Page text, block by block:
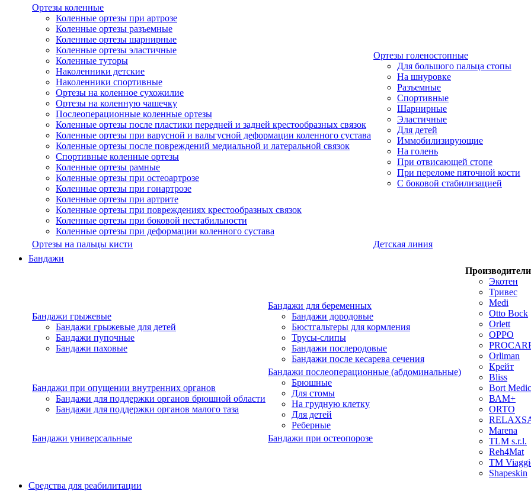
Ортезы коленные
Коленные ортезы при артрозе
Коленные ортезы разъемные
Коленные ортезы шарнирные
Коленные ортезы эластичные
Коленные туторы
Наколенники детские
Наколенники спортивные
Ортезы на коленное сухожилие
Ортезы на коленную чашечку
Послеоперационные коленные ортезы
Коленные ортезы после пластики передней и задней крестообразных связок
Коленные ортезы при варусной и вальгусной деформации коленного сустава
Коленные ортезы после повреждений медиальной и латеральной связок
Спортивные коленные ортезы
Коленные ортезы рамные
Коленные ортезы при остеоартрозе
Коленные ортезы при гонартрозе
Коленные ортезы при артрите
Коленные ортезы при повреждениях крестообразных связок
Коленные ортезы при боковой нестабильности
Коленные ортезы при деформации коленного сустава
Ортезы голеностопные
Для большого пальца стопы
На шнуровке
Разъемные
Спортивные
Шарнирные
Эластичные
Для детей
Иммобилизирующие
На голень
При отвисающей стопе
При переломе пяточной кости
С боковой стабилизацией
Ортезы на пальцы кисти
Детская линия
Бандажи
Бандажи грыжевые
Бандажи грыжевые для детей
Бандажи пупочные
Бандажи паховые
Бандажи для беременных
Бандажи дородовые
Бюстгальтеры для кормления
Трусы-слипы
Бандажи послеродовые
Бандажи после кесарева сечения
Бандажи при опущении внутренних органов
Бандажи для поддержки органов брюшной области
Бандажи для поддержки органов малого таза
Бандажи послеоперационные (абдоминальные)
Брюшные
Для стомы
На грудную клетку
Для детей
Реберные
Бандажи универсальные
Бандажи при остеопорозе
Производители
Экотен
Тривес
Medi
Otto Bock
Orlett
OPPO
Orliman
Крейт
Bliss
Bort
ВАМ+
ORTO
Marena
TLM s.r.l.
Reh4Mat
TM
Shapeskin
Средства для реабилитации